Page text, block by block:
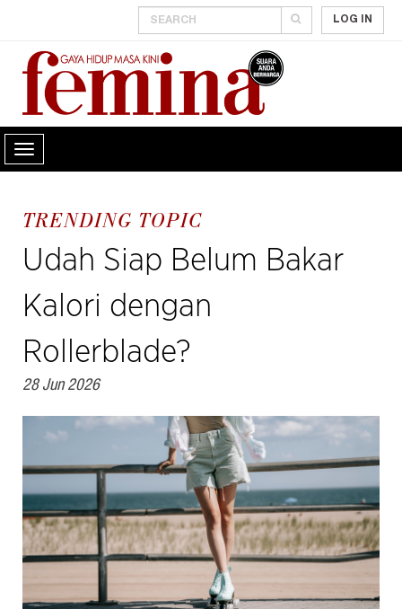
LOG IN
TRENDING TOPIC
Udah Siap Belum Bakar
Kalori dengan
Rollerblade?
28 Jun 2026